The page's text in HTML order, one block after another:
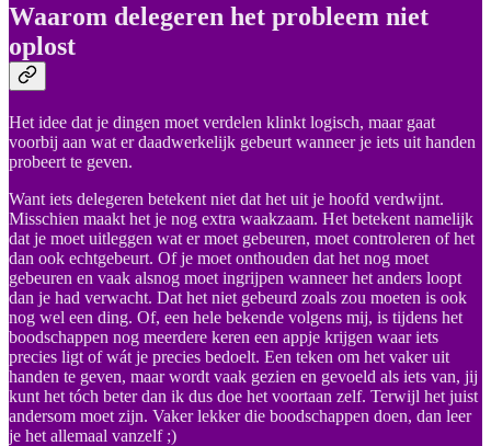
Waarom delegeren het probleem niet
oplost
Het idee dat je dingen moet verdelen klinkt logisch, maar gaat
voorbij aan wat er daadwerkelijk gebeurt wanneer je iets uit handen
probeert te geven.
Want iets delegeren betekent niet dat het uit je hoofd verdwijnt.
Misschien maakt het je nog extra waakzaam. Het betekent namelijk
dat je moet uitleggen wat er moet gebeuren, moet controleren of het
dan ook echtgebeurt. Of je moet onthouden dat het nog moet
gebeuren en vaak alsnog moet ingrijpen wanneer het anders loopt
dan je had verwacht. Dat het niet gebeurd zoals zou moeten is ook
nog wel een ding. Of, een hele bekende volgens mij, is tijdens het
boodschappen nog meerdere keren een appje krijgen waar iets
precies ligt of wát je precies bedoelt. Een teken om het vaker uit
handen te geven, maar wordt vaak gezien en gevoeld als iets van, jij
kunt het tóch beter dan ik dus doe het voortaan zelf. Terwijl het juist
andersom moet zijn. Vaker lekker die boodschappen doen, dan leer
je het allemaal vanzelf ;)